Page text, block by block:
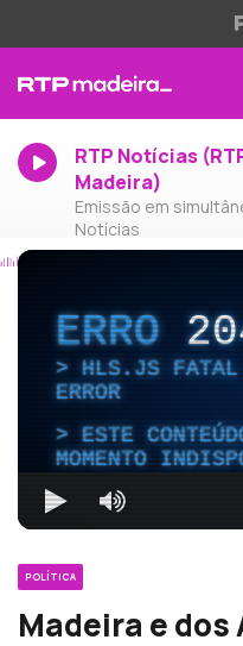
RTP Notícias
Madeira)
Emissão em
Notícias
ERRO
HLS.JS FATAL
ERROR
ESTE
MOMENTO
POLÍTICA
Madeira e